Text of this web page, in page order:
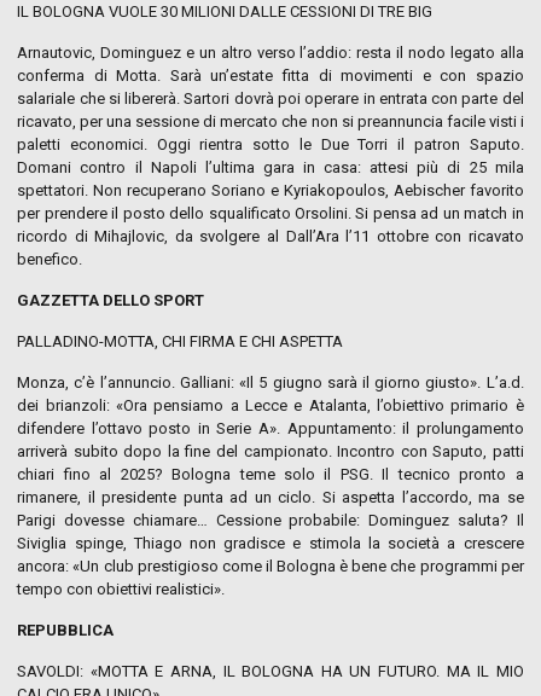
IL BOLOGNA VUOLE 30 MILIONI DALLE CESSIONI DI TRE BIG
Arnautovic, Dominguez e un altro verso l’addio: resta il nodo legato alla
conferma di Motta. Sarà un’estate fitta di movimenti e con spazio
salariale che si libererà. Sartori dovrà poi operare in entrata con parte del
ricavato, per una sessione di mercato che non si preannuncia facile visti i
paletti economici. Oggi rientra sotto le Due Torri il patron Saputo.
Domani contro il Napoli l’ultima gara in casa: attesi più di 25 mila
spettatori. Non recuperano Soriano e Kyriakopoulos, Aebischer favorito
per prendere il posto dello squalificato Orsolini. Si pensa ad un match in
ricordo di Mihajlovic, da svolgere al Dall’Ara l’11 ottobre con ricavato
benefico.
GAZZETTA DELLO SPORT
PALLADINO-MOTTA, CHI FIRMA E CHI ASPETTA
Monza, c’è l’annuncio. Galliani: «Il 5 giugno sarà il giorno giusto». L’a.d.
dei brianzoli: «Ora pensiamo a Lecce e Atalanta, l’obiettivo primario è
difendere l’ottavo posto in Serie A». Appuntamento: il prolungamento
arriverà subito dopo la fine del campionato. Incontro con Saputo, patti
chiari fino al 2025? Bologna teme solo il PSG. Il tecnico pronto a
rimanere, il presidente punta ad un ciclo. Si aspetta l’accordo, ma se
Parigi dovesse chiamare… Cessione probabile: Dominguez saluta? Il
Siviglia spinge, Thiago non gradisce e stimola la società a crescere
ancora: «Un club prestigioso come il Bologna è bene che programmi per
tempo con obiettivi realistici».
REPUBBLICA
SAVOLDI: «MOTTA E ARNA, IL BOLOGNA HA UN FUTURO. MA IL MIO